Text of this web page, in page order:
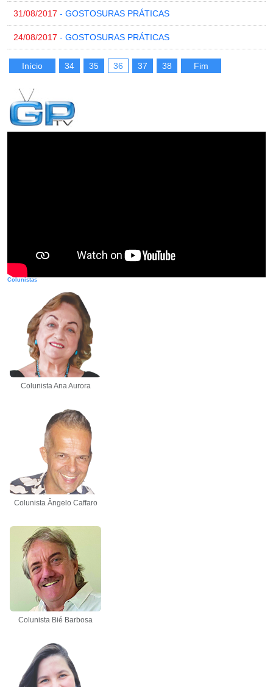
31/08/2017 - GOSTOSURAS PRÁTICAS
24/08/2017 - GOSTOSURAS PRÁTICAS
Início 34 35 36 37 38 Fim
Colunistas
Colunista Ana Aurora
Colunista Ângelo Caffaro
Colunista Bié Barbosa